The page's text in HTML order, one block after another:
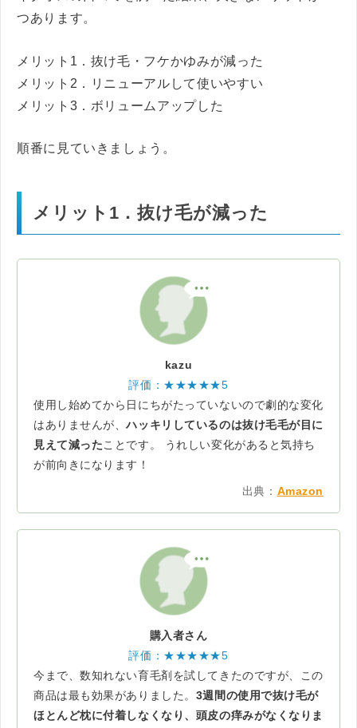
つあります。
メリット1．抜け毛・フケかゆみが減った
メリット2．リニューアルして使いやすい
メリット3．ボリュームアップした
順番に見ていきましょう。
メリット1．抜け毛が減った
kazu
評価：★★★★★5
使用し始めてから日にちがたっていないので劇的な変化
はありませんが、ハッキリしているのは抜け毛毛が目に
見えて減ったことです。 うれしい変化があると気持ち
が前向きになります！
出典： Amazon
購入者さん
評価：★★★★★5
今まで、数知れない育毛剤を試してきたのですが、この
商品は最も効果がありました。 3週間の使用で抜け毛が
ほとんど枕に付着しなくなり、頭皮の痒みがなくなりま